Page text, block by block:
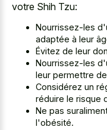
votre Shih Tzu:
Nourrissez-les
adaptée à leur
Évitez de leur
Nourrissez-les
leur permettre
Considérez un
réduire le risque
Ne pas
l'obésité.